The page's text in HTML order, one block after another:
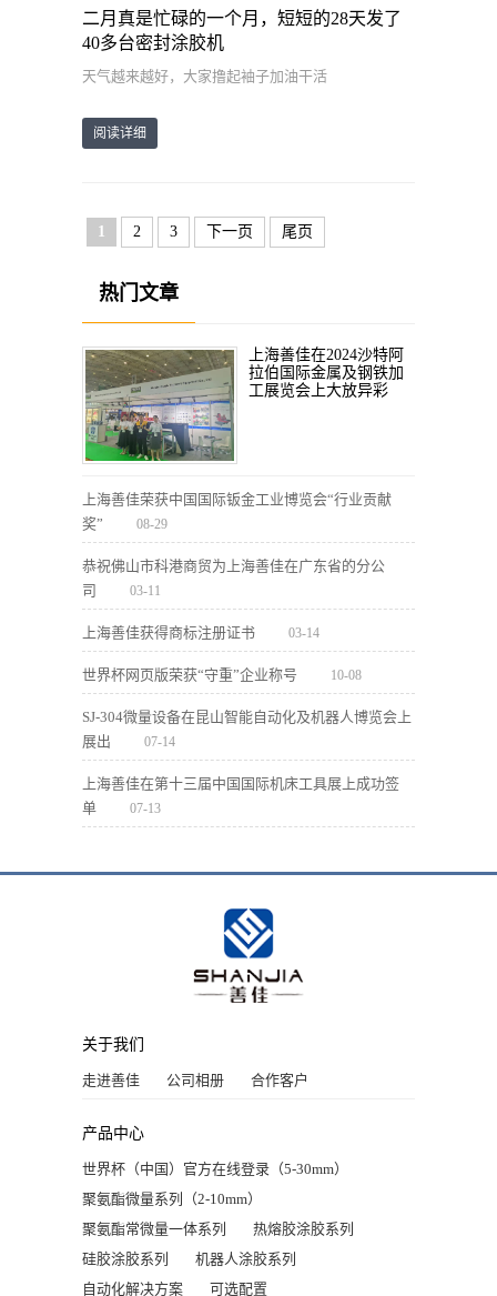
二月真是忙碌的一个月，短短的28天发了
40多台密封涂胶机
天气越来越好，大家撸起袖子加油干活
阅读详细
1 2 3 下一页 尾页
热门文章
上海善佳在2024沙特阿
拉伯国际金属及钢铁加
工展览会上大放异彩
上海善佳荣获中国国际钣金工业博览会“行业贡献
奖”
08-29
恭祝佛山市科港商贸为上海善佳在广东省的分公
司
03-11
上海善佳获得商标注册证书 03-14
世界杯网页版荣获“守重”企业称号 10-08
SJ-304微量设备在昆山智能自动化及机器人博览会上
展出
07-14
上海善佳在第十三届中国国际机床工具展上成功签
单
07-13
关于我们
走进善佳 公司相册 合作客户
产品中心
世界杯（中国）官方在线登录（5-30mm）
聚氨酯微量系列（2-10mm）
聚氨酯常微量一体系列
热熔胶涂胶系列
硅胶涂胶系列
机器人涂胶系列
自动化解决方案
可选配置